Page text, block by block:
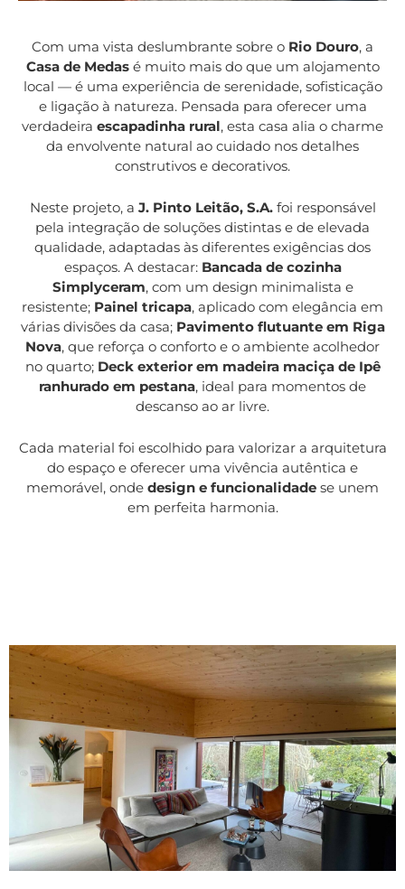
Onde o conforto moderno
encontra a autenticidade
rural — um refúgio com alma,
moldado pela natureza e
pela madeira.
Com uma vista deslumbrante sobre o Rio Douro, a
Casa de Medasé muito mais do que um alojamento
local — é uma experiência de serenidade, sofisticação
e ligação à natureza. Pensada para oferecer uma
verdadeira escapadinha rural, esta casa alia o charme
da envolvente natural ao cuidado nos detalhes
construtivos e decorativos.
Neste projeto, a J. Pinto Leitão, S.A.foi responsável
pela integração de soluções distintas e de elevada
qualidade, adaptadas às diferentes exigências dos
espaços. A destacar: Bancada de cozinha
Simplyceram, com um design minimalista e
resistente; Painel tricapa, aplicado com elegância em
várias divisões da casa; Pavimento flutuante em Riga
Nova, que reforça o conforto e o ambiente acolhedor
no quarto; Deck exterior em madeira maciça de Ipê
ranhurado em pestana, ideal para momentos de
descanso ao ar livre.
Cada material foi escolhido para valorizar a arquitetura
do espaço e oferecer uma vivência autêntica e
memorável, onde design e funcionalidade se unem
em perfeita harmonia.